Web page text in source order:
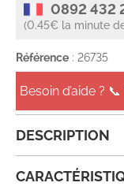
0892 432
(0.45€ la minute
Référence : 26735
Besoin d’aide ?
DESCRIPTION